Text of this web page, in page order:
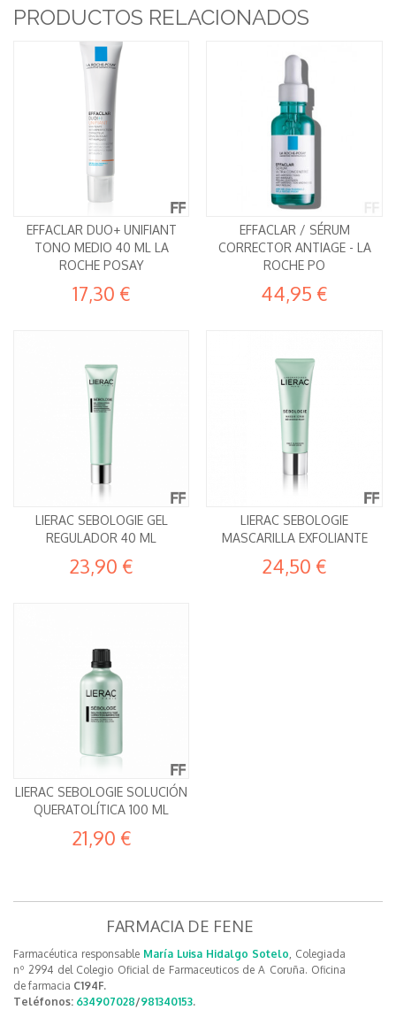
PRODUCTOS RELACIONADOS
EFFACLAR DUO+ UNIFIANT
TONO MEDIO 40 ML LA
ROCHE POSAY
17,30 €
EFFACLAR / SÉRUM
CORRECTOR ANTIAGE - LA
ROCHE PO
44,95 €
LIERAC SEBOLOGIE GEL
REGULADOR 40 ML
23,90 €
LIERAC SEBOLOGIE
MASCARILLA EXFOLIANTE
24,50 €
LIERAC SEBOLOGIE SOLUCIÓN
QUERATOLÍTICA 100 ML
21,90 €
FARMACIA DE FENE
Farmacéutica responsable María Luisa Hidalgo Sotelo, Colegiada
nº 2994 del Colegio Oficial de Farmaceuticos de A Coruña. Oficina
de farmacia C194F.
Teléfonos: 634907028/981340153.